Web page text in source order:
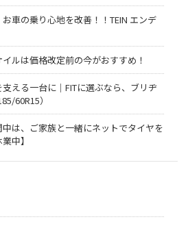
車の乗り心地を改善！！TEIN エンデ
ルは価格改定前の今がおすすめ！
支える一台に｜FITに選ぶなら、ブリヂ
60R15）
中は、ご家族と一緒にネットでタイヤを
中】